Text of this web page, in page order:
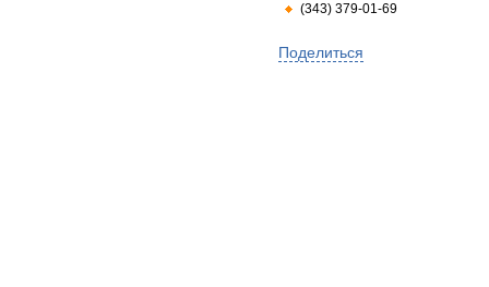
(343) 379-01-69
Поделиться